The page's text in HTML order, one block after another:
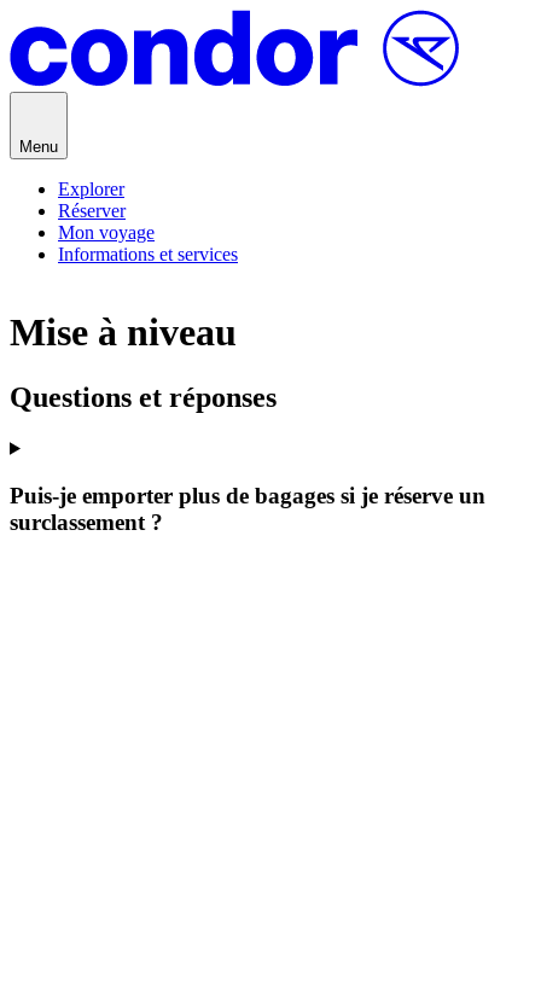
Menu
Explorer
Réserver
Mon voyage
Informations et services
Mise à niveau
Questions et réponses
Puis-je emporter plus de bagages si je réserve un
surclassement ?